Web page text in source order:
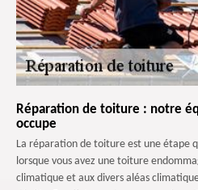
Réparation de toiture : notre
occupe
La réparation de toiture est une étape
lorsque vous avez une toiture
climatique et aux divers aléas